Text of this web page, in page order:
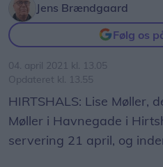
Jens Brændgaard
Følg os
04. april 2021 kl. 13.05
Opdateret kl. 13.55
HIRTSHALS: Lise Møller,
Møller i Havnegade i
servering 21 april, og